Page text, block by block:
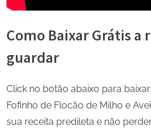
Como Baixar Grátis a
guardar
Click no botão abaixo para
Fofinho de Flocão de Milho e
sua receita predileta e não